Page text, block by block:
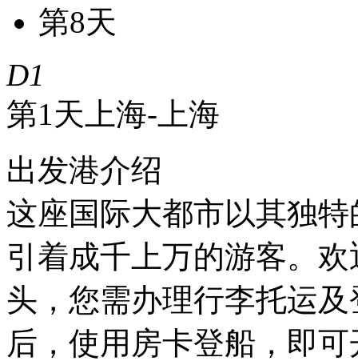
第8天
D1
第1天 上海-上海
出发港介绍
这座国际大都市以其独
引着成千上万的游客。
头，您需办理行李托运
后，使用房卡登船，即